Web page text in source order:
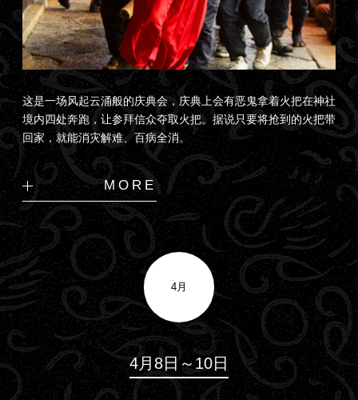
这是一场风起云涌般的庆典会，庆典上会有恶鬼拿着火把在神社
境内四处奔跑，让参拜信众夺取火把。据说只要将抢到的火把带
回家，就能消灾解难、百病全消。
MORE
4月
4月8日～10日